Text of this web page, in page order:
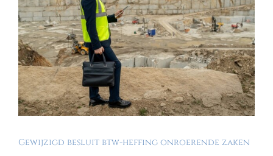
Gewijzigd besluit btw-heffing onroerende zaken